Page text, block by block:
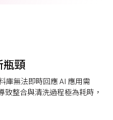
瓶頸
庫無法即時回應 AI 應用需
整合與清洗過程極為耗時，